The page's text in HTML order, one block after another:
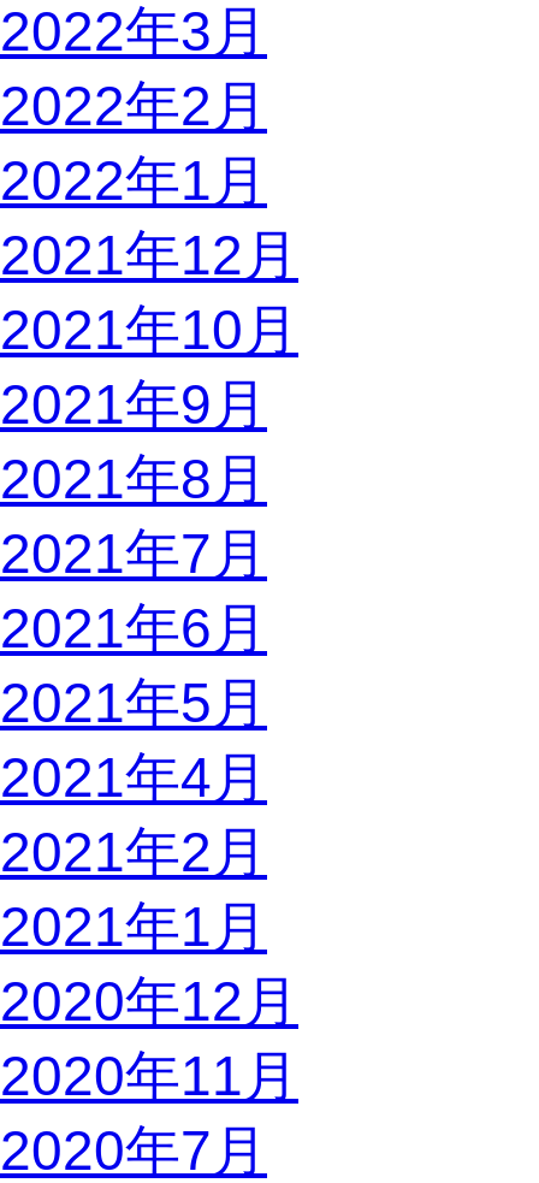
2022年3月
2022年2月
2022年1月
2021年12月
2021年10月
2021年9月
2021年8月
2021年7月
2021年6月
2021年5月
2021年4月
2021年2月
2021年1月
2020年12月
2020年11月
2020年7月